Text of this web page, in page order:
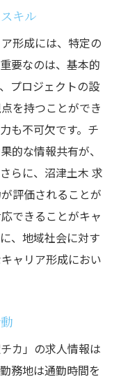
キル
形成には、特定の
要なのは、基本的
プロジェクトの設
を持つことができ
も不可欠です。チ
的な情報共有が、
らに、沼津土木 求
評価されることが
できることがキャ
、地域社会に対す
ャリア形成におい
カ」の求人情報は
務地は通勤時間を